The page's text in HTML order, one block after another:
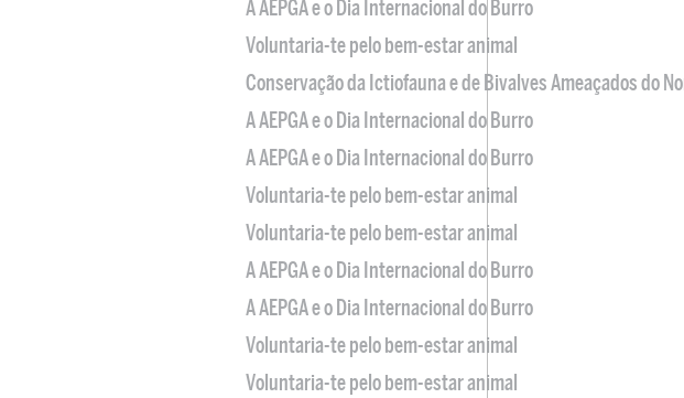
A AEPGA e o Dia Internacional do Burro
Voluntaria-te pelo bem-estar animal
Conservação da Ictiofauna e de Bivalves Ameaçados do
A AEPGA e o Dia Internacional do Burro
A AEPGA e o Dia Internacional do Burro
Voluntaria-te pelo bem-estar animal
Voluntaria-te pelo bem-estar animal
A AEPGA e o Dia Internacional do Burro
A AEPGA e o Dia Internacional do Burro
Voluntaria-te pelo bem-estar animal
Voluntaria-te pelo bem-estar animal